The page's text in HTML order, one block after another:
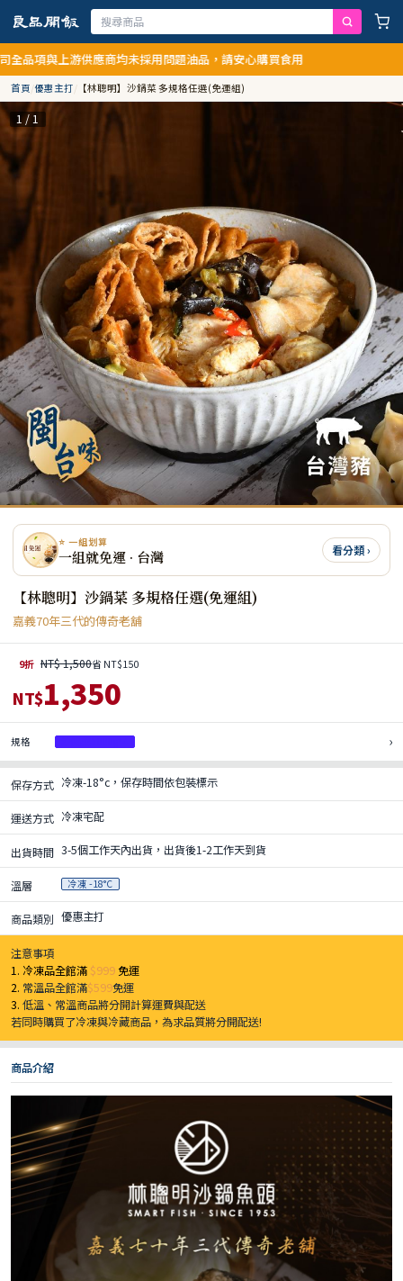
游供應商均未採用問題油品，請安心購買食用
首頁/優惠主打/ 【林聰明】沙鍋菜 多規格任選(免運組)
1 / 1
⭐ 一組划算
一組就免運 · 台灣 看分類 ›
【林聰明】沙鍋菜 多規格任選(免運組)
嘉義70年三代的傳奇老舖
9折 NT$ 1,500省 NT$150
NT$1,350
規格 ›
保存方式 冷凍-18°c，保存時間依包裝標示
運送方式 冷凍宅配
出貨時間 3-5個工作天內出貨，出貨後1-2工作天到貨
溫層 冷凍 -18°C
商品類別 優惠主打
注意事項
1. 冷凍品全館滿 $999免運
2. 常溫品全館滿$599免運
3.低溫、常溫商品將分開計算運費與配送
若同時購買了冷凍與冷藏商品，為求品質將分開配送!
商品介紹